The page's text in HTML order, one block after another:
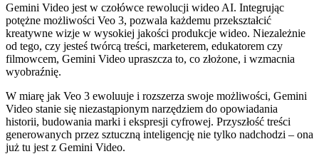
Gemini Video jest w czołówce rewolucji wideo AI. Integrując
potężne możliwości Veo 3, pozwala każdemu przekształcić
kreatywne wizje w wysokiej jakości produkcje wideo. Niezależnie
od tego, czy jesteś twórcą treści, marketerem, edukatorem czy
filmowcem, Gemini Video upraszcza to, co złożone, i wzmacnia
wyobraźnię.
W miarę jak Veo 3 ewoluuje i rozszerza swoje możliwości, Gemini
Video stanie się niezastąpionym narzędziem do opowiadania
historii, budowania marki i ekspresji cyfrowej. Przyszłość treści
generowanych przez sztuczną inteligencję nie tylko nadchodzi – ona
już tu jest z Gemini Video.